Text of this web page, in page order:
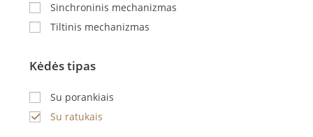
Sinchroninis mechanizmas
Tiltinis mechanizmas
Kėdės tipas
Su porankiais
Su ratukais